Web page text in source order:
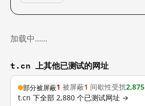
加载中……
t.cn 上其他已测试的网址
部分被屏蔽1 被屏蔽1 间歇性受扰2,875
t.cn 下全部 2,880 个已测试网址 →